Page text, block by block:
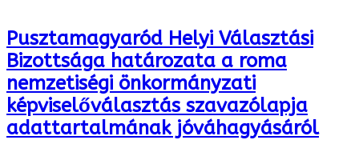
Pusztamagyaród Helyi Választási
Bizottsága határozata a roma
nemzetiségi önkormányzati
képviselőválasztás szavazólapja
adattartalmának jóváhagyásáról